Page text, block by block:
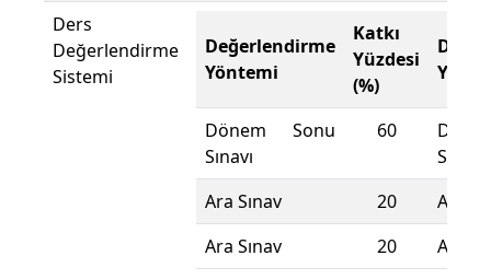
Ders
Değerlendirme
Sistemi
Değerlendirme
Yöntemi
Katkı
Yüzdesi
(%)
Dönem Sonu
Sınavı
60
Sınavı
Ara Sınav
20
Ara
Ara Sınav
20 Ara